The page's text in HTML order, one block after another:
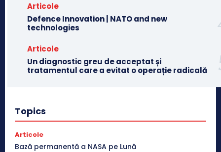
Articole
Defence Innovation | NATO and new
technologies
Articole
Un diagnostic greu de acceptat și
tratamentul care a evitat o operație radicală
Topics
Articole
Bază permanentă a NASA pe Lună